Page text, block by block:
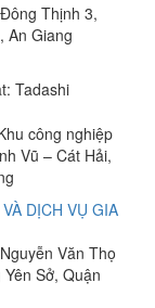
Thịnh 3,
An Giang
Tadashi
công nghiệp
Vũ – Cát Hải,
DỊCH VỤ GIA
Văn Thọ
Sở, Quận